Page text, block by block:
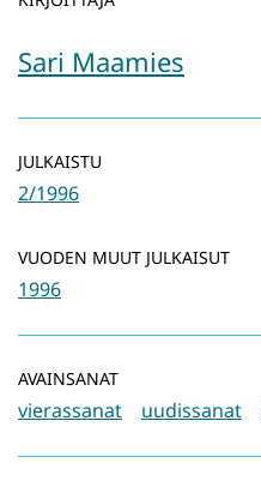
Sari Maamies
JULKAISTU
2/1996
VUODEN MUUT JULKAISUT
1996
AVAINSANAT
vierassanat uudissanat